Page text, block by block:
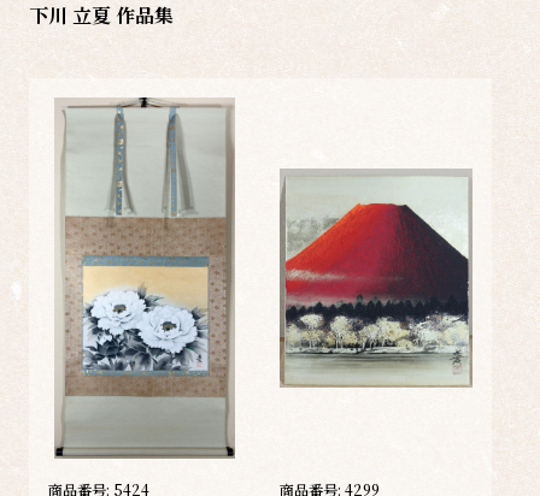
下川 立夏 作品集
商品番号: 5424 商品番号: 4299